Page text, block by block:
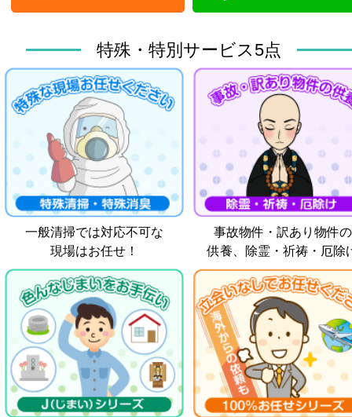
特殊・特別サービス5点
一般清掃では対応不可な
現場はお任せ！
事故物件・訳あり物件の
供養、除霊・祈祷・厄除